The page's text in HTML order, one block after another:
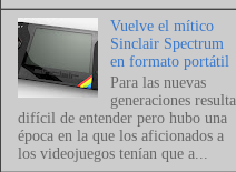
Vuelve el mítico
Sinclair Spectrum
en formato portátil
Para las nuevas
generaciones resulta
difícil de entender pero hubo una
época en la que los aficionados a
los videojuegos tenían que a...